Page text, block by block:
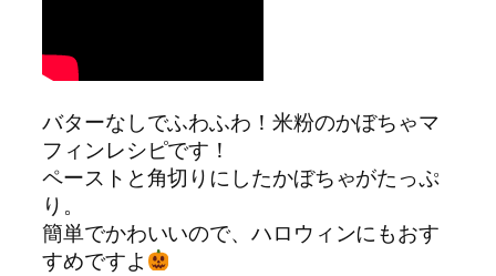
バターなしでふわふわ！米粉のかぼちゃマ
フィンレシピです！
ペーストと角切りにしたかぼちゃがたっぷ
り。
簡単でかわいいので、ハロウィンにもおす
すめですよ